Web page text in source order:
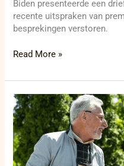
Biden presenteerde een
recente uitspraken van
besprekingen verstoren.
Read More »
Ongelooflijke
doorbraak:
mannen
met
borstkanker
winnen